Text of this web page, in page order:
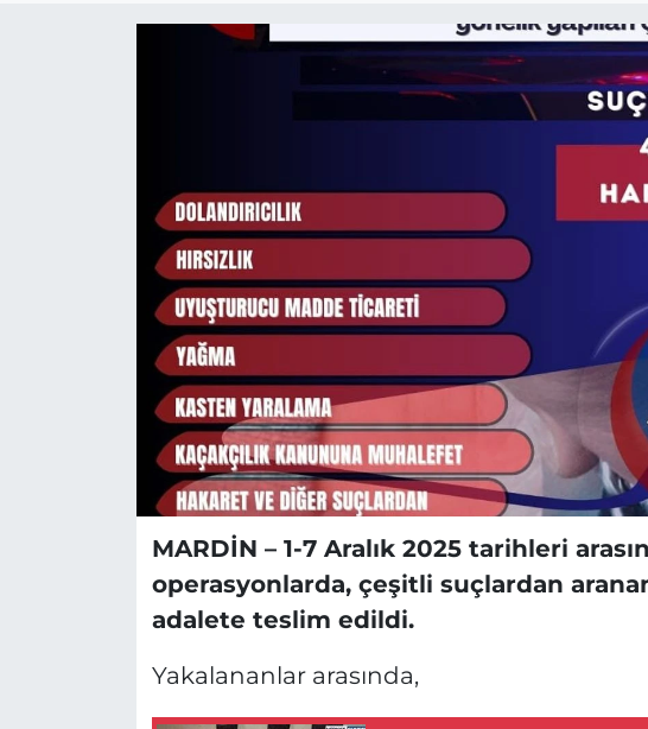
MARDİN – 1-7 Aralık 2025 tarihleri
operasyonlarda, çeşitli suçlardan
adalete teslim edildi.
Yakalananlar arasında,